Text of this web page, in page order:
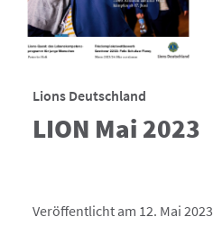
Lions Deutschland
LION Mai 2023
Veröffentlicht am 12. Mai 2023